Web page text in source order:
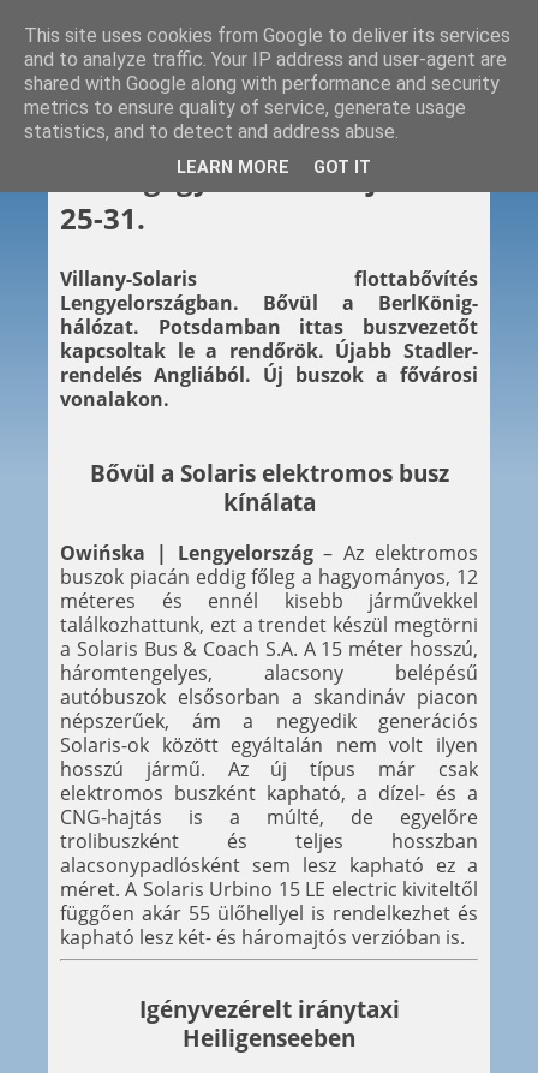
2020. 01. 31.
Hétvégi gyors – 2020. január
25-31.
Villany-Solaris flottabővítés
Lengyelországban. Bővül a BerlKönig-
hálózat. Potsdamban ittas buszvezetőt
kapcsoltak le a rendőrök. Újabb Stadler-
rendelés Angliából. Új buszok a fővárosi
vonalakon.
Bővül a Solaris elektromos busz
kínálata
Owińska | Lengyelország– Az elektromos
buszok piacán eddig főleg a hagyományos, 12
méteres és ennél kisebb járművekkel
találkozhattunk, ezt a trendet készül megtörni
a Solaris Bus & Coach S.A. A 15 méter hosszú,
háromtengelyes, alacsony belépésű
autóbuszok elsősorban a skandináv piacon
népszerűek, ám a negyedik generációs
Solaris-ok között egyáltalán nem volt ilyen
hosszú jármű. Az új típus már csak
elektromos buszként kapható, a dízel- és a
CNG-hajtás is a múlté, de egyelőre
trolibuszként és teljes hosszban
alacsonypadlósként sem lesz kapható ez a
méret. A Solaris Urbino 15 LE electric kiviteltől
függően akár 55 ülőhellyel is rendelkezhet és
kapható lesz két- és háromajtós verzióban is.
Igényvezérelt iránytaxi
Heiligenseeben
This site uses cookies from Google to deliver its services
and to analyze traffic. Your IP address and user-agent are
shared with Google along with performance and security
metrics to ensure quality of service, generate usage
statistics, and to detect and address abuse.
LEARN MORE GOT IT